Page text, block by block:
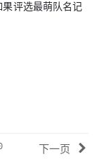
评选最萌队名记
下一页